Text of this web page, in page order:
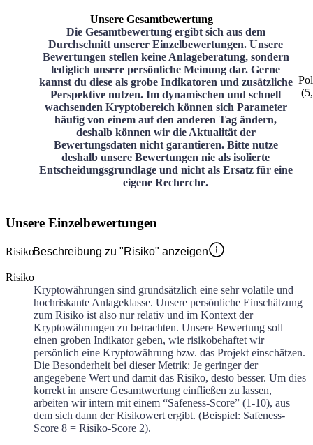
Unsere Gesamtbewertung
Die Gesamtbewertung ergibt sich aus dem
Durchschnitt unserer Einzelbewertungen. Unsere
Bewertungen stellen keine Anlageberatung, sondern
lediglich unsere persönliche Meinung dar. Gerne
kannst du diese als grobe Indikatoren und zusätzliche
Perspektive nutzen. Im dynamischen und schnell
wachsenden Kryptobereich können sich Parameter
häufig von einem auf den anderen Tag ändern,
deshalb können wir die Aktualität der
Bewertungsdaten nicht garantieren. Bitte nutze
deshalb unsere Bewertungen nie als isolierte
Entscheidungsgrundlage und nicht als Ersatz für eine
eigene Recherche.
(
Unsere Einzelbewertungen
RisikoBeschreibung zu "Risiko" anzeigen
Risiko
Kryptowährungen sind grundsätzlich eine sehr volatile und
hochriskante Anlageklasse. Unsere persönliche Einschätzung
zum Risiko ist also nur relativ und im Kontext der
Kryptowährungen zu betrachten. Unsere Bewertung soll
einen groben Indikator geben, wie risikobehaftet wir
persönlich eine Kryptowährung bzw. das Projekt einschätzen.
Die Besonderheit bei dieser Metrik: Je geringer der
angegebene Wert und damit das Risiko, desto besser. Um dies
korrekt in unsere Gesamtwertung einfließen zu lassen,
arbeiten wir intern mit einem “Safeness-Score” (1-10), aus
dem sich dann der Risikowert ergibt. (Beispiel: Safeness-
Score 8 = Risiko-Score 2).